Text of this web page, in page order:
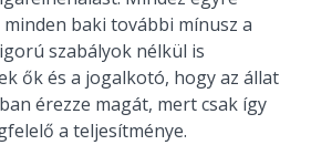
baki további mínusz a
szabályok nélkül is
ők és a jogalkotó, hogy az állat
érezze magát, mert csak így
a teljesítménye.